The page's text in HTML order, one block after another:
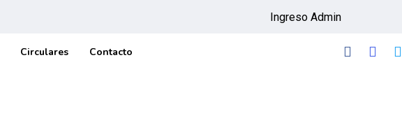
Ingreso Admin
Circulares Contacto